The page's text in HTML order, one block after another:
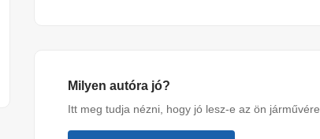
Milyen autóra jó?
Itt meg tudja nézni, hogy jó lesz-e az ön járművére.